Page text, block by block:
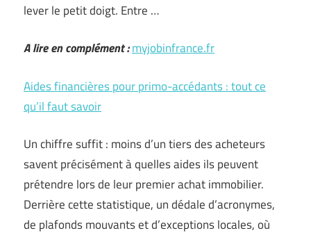
lever le petit doigt. Entre …
A lire en complément :myjobinfrance.fr
Aides financières pour primo-accédants : tout ce
qu’il faut savoir
Un chiffre suffit : moins d’un tiers des acheteurs
savent précisément à quelles aides ils peuvent
prétendre lors de leur premier achat immobilier.
Derrière cette statistique, un dédale d’acronymes,
de plafonds mouvants et d’exceptions locales, où